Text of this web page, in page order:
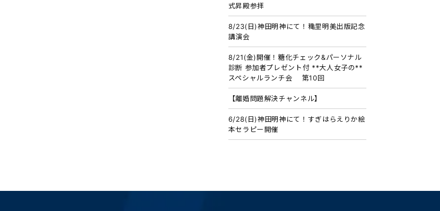
式昇殿参拝
8/23(日)神田明神にて！穐里明美出版記念
講演会
8/21(金)開催！糖化チェック&パーソナル
診断 参加者プレゼント付 **大人女子の**
スペシャルランチ会 第10回
【離婚問題解決チャンネル】
6/28(日)神田明神にて！すぎはらえりか絵
本セラピー開催